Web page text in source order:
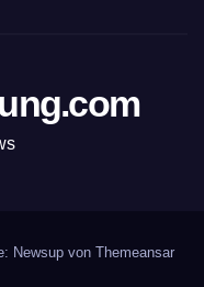
Newsup von Themeansar